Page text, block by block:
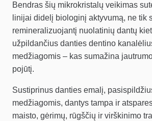
Bendras šių mikrokristalų veikimas
linijai didelį biologinį aktyvumą, ne tik
remineralizuojantį nuolatinių dantų
užpildančius danties dentino
medžiagomis – kas sumažina
pojūtį.
Sustiprinus danties emalį,
medžiagomis, dantys tampa ir
maisto, gėrimų, rūgščių ir virškinimo